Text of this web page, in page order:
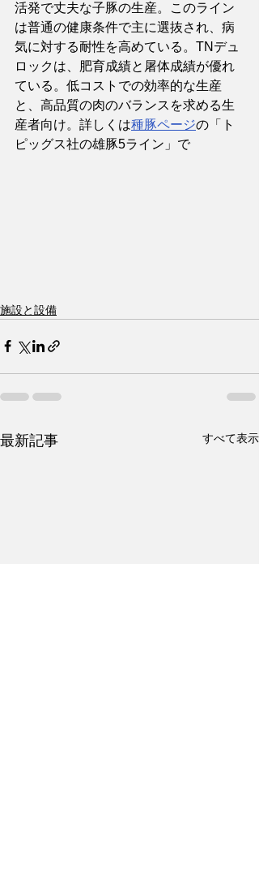
活発で丈夫な子豚の生産。このライン
は普通の健康条件で主に選抜され、病
気に対する耐性を高めている。TNデュ
ロックは、肥育成績と屠体成績が優れ
ている。低コストでの効率的な生産
と、高品質の肉のバランスを求める生
産者向け。詳しくは種豚ページの「ト
ピッグス社の雄豚5ライン」で
施設と設備
最新記事 すべて表示